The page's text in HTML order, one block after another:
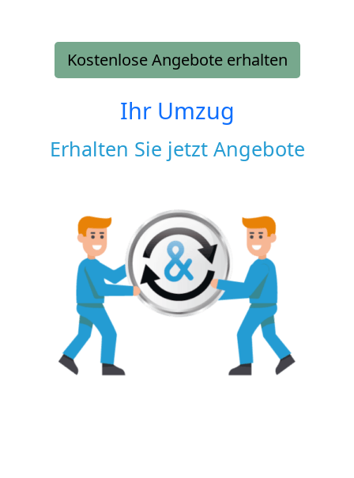
Kostenlose Angebote erhalten
Ihr Umzug
Erhalten Sie jetzt Angebote